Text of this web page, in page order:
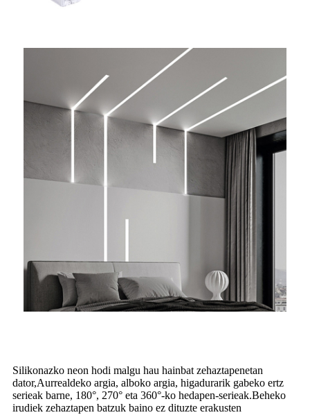
Silikonazko neon hodi malgu hau hainbat zehaztapenetan
dator,Aurrealdeko argia, alboko argia, higadurarik gabeko ertz
serieak barne, 180°, 270° eta 360°-ko hedapen-serieak.Beheko
irudiek zehaztapen batzuk baino ez dituzte erakusten